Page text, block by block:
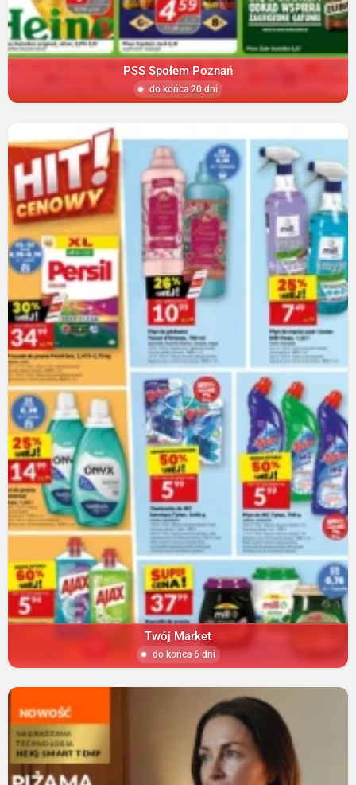
PSS Społem Poznań
do końca 20 dni
Twój Market
do końca 6 dni